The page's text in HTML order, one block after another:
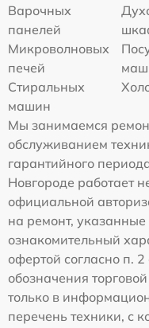
Варочных
панелей
Микроволновых
печей
Стиральных
машин
Мы занимаемся
обслуживанием
гарантийного
Новгороде работает
официальной
на ремонт, указанные
ознакомительный
офертой согласно п.
обозначения
только в
перечень техники, с